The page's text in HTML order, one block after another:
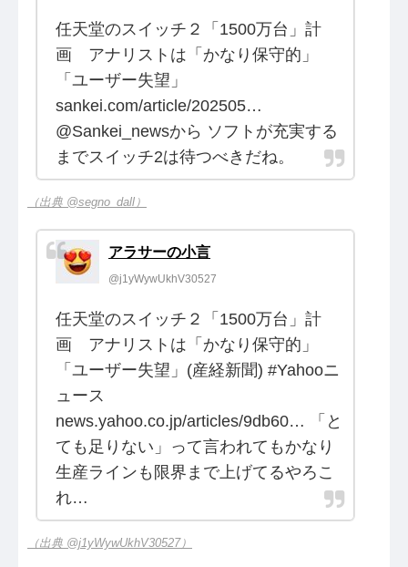
任天堂のスイッチ２「1500万台」計
画 アナリストは「かなり保守的」
「ユーザー失望」
sankei.com/article/202505…
@Sankei_newsから ソフトが充実する
までスイッチ2は待つべきだね。
（出典 @segno_dall）
アラサーの小言
@j1yWywUkhV30527
任天堂のスイッチ２「1500万台」計
画 アナリストは「かなり保守的」
「ユーザー失望」(産経新聞) #Yahooニ
ュース
news.yahoo.co.jp/articles/9db60… 「と
ても足りない」って言われてもかなり
生産ラインも限界まで上げてるやろこ
れ…
（出典 @j1yWywUkhV30527）